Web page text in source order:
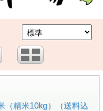
（精米10kg）（送料込